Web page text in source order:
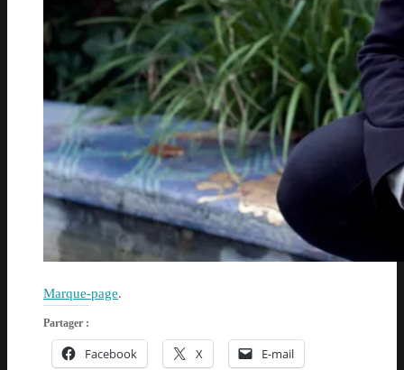
Marque-page.
Partager :
Facebook X E-mail